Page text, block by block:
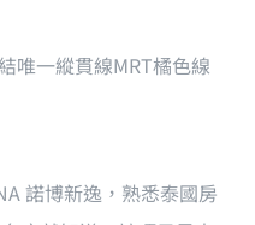
唯一縱貫線MRT橘色線
諾博新逸，熟悉泰國房